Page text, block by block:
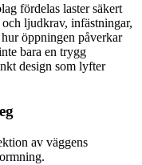
fördelas laster säkert
ljudkrav, infästningar,
öppningen påverkar
bara en trygg
design som lyfter
av väggens